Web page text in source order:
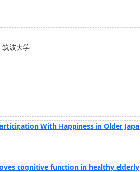
筑波大学
With Happiness in Older
cognitive function in healthy elderly